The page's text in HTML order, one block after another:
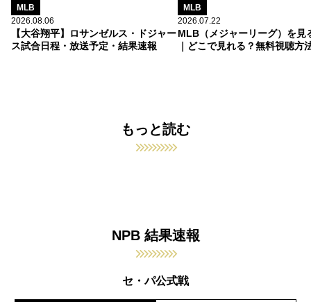
MLB
2026.08.06
【大谷翔平】ロサンゼルス・ドジャー
ス試合日程・放送予定・結果速報
MLB
2026.07.22
MLB（メジャーリーグ）を見
｜どこで見れる？無料視聴方
もっと読む
NPB 結果速報
セ・パ公式戦